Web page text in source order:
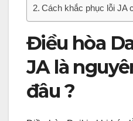
Cách khắc phục lỗi JA
Điều hòa
JA là
đâu ?